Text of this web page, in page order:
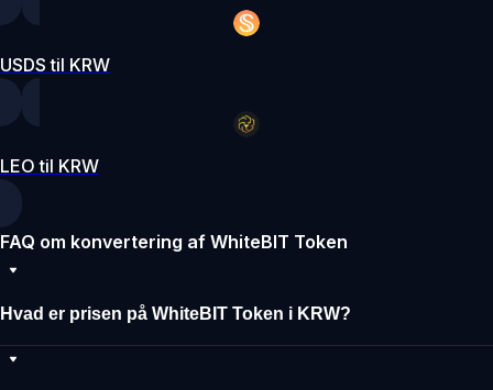
USDS til KRW
LEO til KRW
FAQ om konvertering af WhiteBIT Token
Hvad er prisen på WhiteBIT Token i KRW?